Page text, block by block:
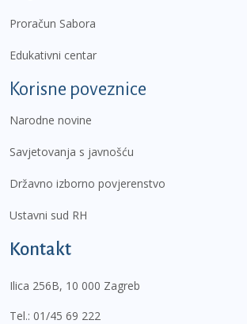
Proračun Sabora
Edukativni centar
Korisne poveznice
Narodne novine
Savjetovanja s javnošću
Državno izborno povjerenstvo
Ustavni sud RH
Kontakt
Ilica 256B, 10 000 Zagreb
Tel.: 01/45 69 222